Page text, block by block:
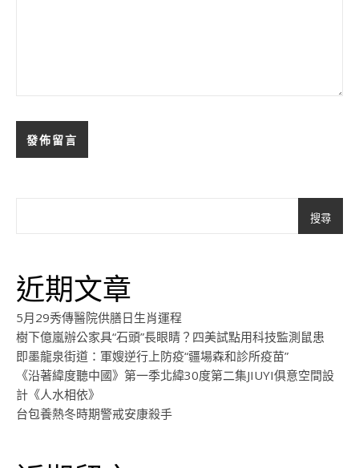
搜尋
近期文章
5月29秀傳醫院供膳日生肖運程
樹下億嵐辦公家具“石頭”長眼睛？四美試點用科技監測鼠患
即墨龍泉街道：軍嫂逆行上防疫“疆場森和診所疫苗”
《沿著緯度聽中國》第一季北緯30度第二集JIUYI俱意空間設
計《人水相依》
台包養熱冬時期警戒安康殺手